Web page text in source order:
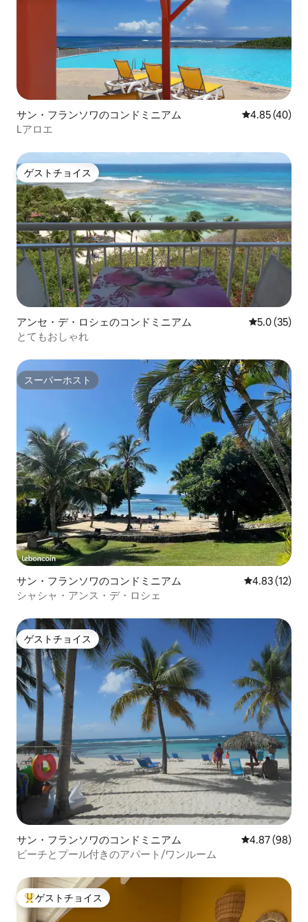
サン・フランソワのコンドミニアム レビュー40
4.85 (40)
Lアロエ
ゲストチョイス
ゲストチョイス
アンセ・デ・ロシェのコンドミニアム レビュー35
5.0 (35)
とてもおしゃれ
スーパーホスト
スーパーホスト
サン・フランソワのコンドミニアム レビュー12
4.83 (12)
シャシャ・アンス・デ・ロシェ
ゲストチョイス
ゲストチョイス
サン・フランソワのコンドミニアム レビュー98
4.87 (98)
ビーチとプール付きのアパート/ワンルーム
大好評のゲストチョイスです。
ゲストチョイス